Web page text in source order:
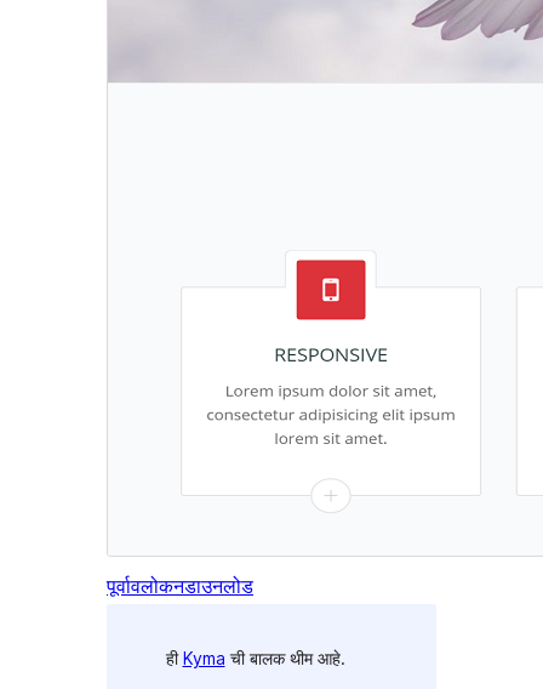
पूर्वावलोकनडाउनलोड
हीKyma ची बालक थीम आहे.